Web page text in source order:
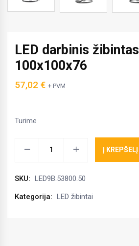
LED darbinis žibintas
100x100x76
57,02 € + PVM
Turime
100x100x76
kiekis
Į KREPŠELĮ
SKU: LED9B.53800.50
Kategorija: LED žibintai